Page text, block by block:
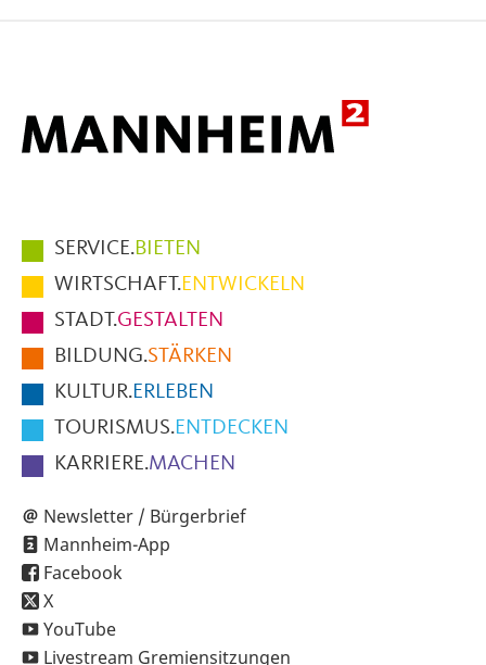
Hauptmenüpunkte
im
Fußbereich
der
Seite
SERVICE.BIETEN
WIRTSCHAFT.ENTWICKELN
STADT.GESTALTEN
BILDUNG.STÄRKEN
KULTUR.ERLEBEN
TOURISMUS.ENTDECKEN
KARRIERE.MACHEN
Newsletter / Bürgerbrief
Mannheim-App
Facebook
X
YouTube
Livestream Gremiensitzungen